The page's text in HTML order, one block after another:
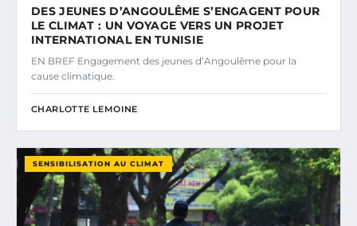
DES JEUNES D’ANGOULÊME S’ENGAGENT POUR
LE CLIMAT : UN VOYAGE VERS UN PROJET
INTERNATIONAL EN TUNISIE
EN BREF Engagement des jeunes d’Angoulême pour la
cause climatique.
CHARLOTTE LEMOINE
SENSIBILISATION AU CLIMAT